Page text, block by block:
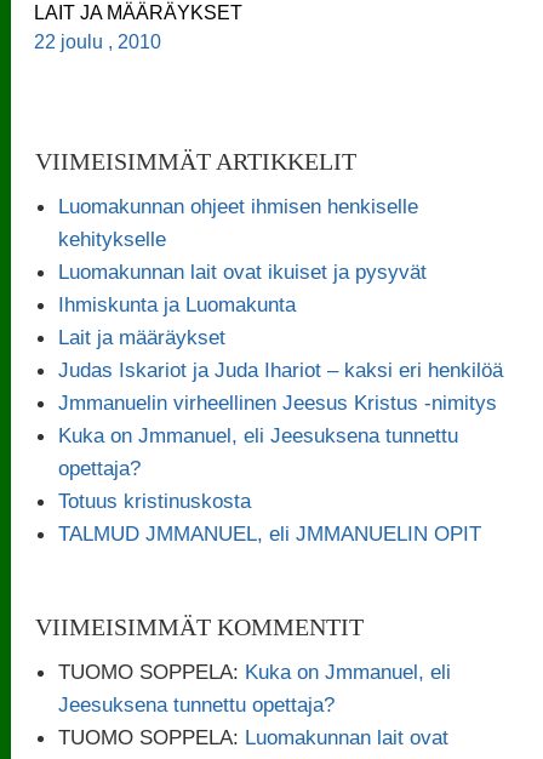
LAIT JA MÄÄRÄYKSET
22 joulu , 2010
VIIMEISIMMÄT ARTIKKELIT
Luomakunnan ohjeet ihmisen henkiselle
kehitykselle
Luomakunnan lait ovat ikuiset ja pysyvät
Ihmiskunta ja Luomakunta
Lait ja määräykset
Judas Iskariot ja Juda Ihariot – kaksi eri henkilöä
Jmmanuelin virheellinen Jeesus Kristus -nimitys
Kuka on Jmmanuel, eli Jeesuksena tunnettu
opettaja?
Totuus kristinuskosta
TALMUD JMMANUEL, eli JMMANUELIN OPIT
VIIMEISIMMÄT KOMMENTIT
TUOMO SOPPELA: Kuka on Jmmanuel, eli
Jeesuksena tunnettu opettaja?
TUOMO SOPPELA: Luomakunnan lait ovat